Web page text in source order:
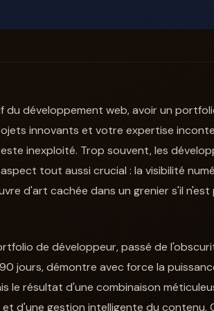
du développement web, avoir un
innovants et votre expertise
inexploité. Trop souvent, les
tout aussi crucial : la visibilité
d'art cachée dans un grenier s'il
de développeur, passé de
jours, démontre avec force la
le résultat d'une combinaison
d'une gestion intelligente du contenu.